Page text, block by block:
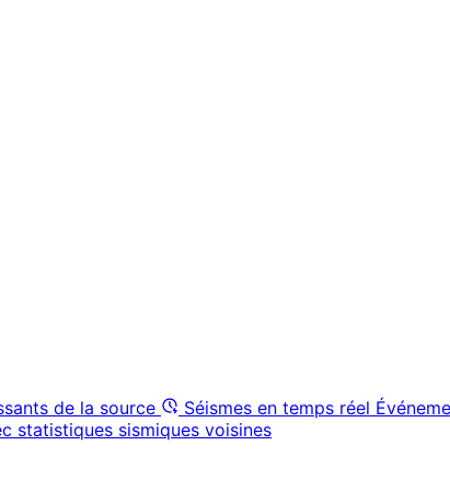
de la source Séismes en temps réel
statistiques sismiques voisines